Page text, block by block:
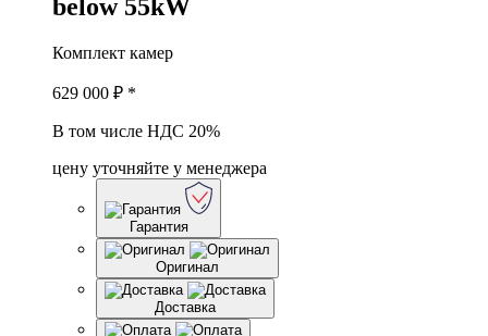
below 55kW
Комплект камер
629 000 ₽ *
В том числе НДС 20%
цену уточняйте у менеджера
Гарантия
Оригинал
Доставка